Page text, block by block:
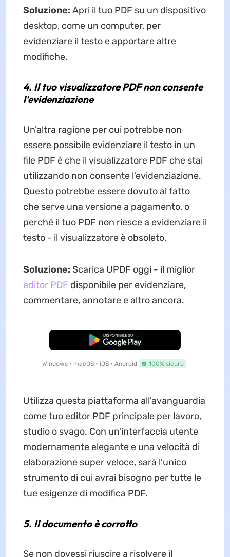
Soluzione: Apri il tuo PDF su un dispositivo
desktop, come un computer, per
evidenziare il testo e apportare altre
modifiche.
4. Il tuo visualizzatore PDF non consente
l'evidenziazione
Un'altra ragione per cui potrebbe non
essere possibile evidenziare il testo in un
file PDF è che il visualizzatore PDF che stai
utilizzando non consente l'evidenziazione.
Questo potrebbe essere dovuto al fatto
che serve una versione a pagamento, o
perché il tuo PDF non riesce a evidenziare il
testo - il visualizzatore è obsoleto.
Soluzione: Scarica UPDF oggi - il miglior
editor PDF disponibile per evidenziare,
commentare, annotare e altro ancora.
Download Gratis
Windows • macOS • iOS • Android 100% sicuro
Utilizza questa piattaforma all'avanguardia
come tuo editor PDF principale per lavoro,
studio o svago. Con un'interfaccia utente
modernamente elegante e una velocità di
elaborazione super veloce, sarà l'unico
strumento di cui avrai bisogno per tutte le
tue esigenze di modifica PDF.
5. Il documento è corrotto
Se non dovessi riuscire a risolvere il